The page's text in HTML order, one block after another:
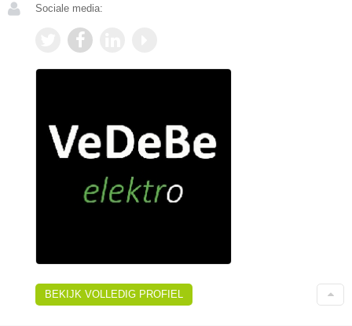
Sociale media:
BEKIJK VOLLEDIG PROFIEL